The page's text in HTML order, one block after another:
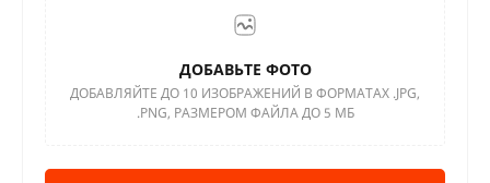
ДОБАВЬТЕ ФОТО
ДОБАВЛЯЙТЕ ДО 10 ИЗОБРАЖЕНИЙ В ФОРМАТАХ .JPG,
.PNG, РАЗМЕРОМ ФАЙЛА ДО 5 МБ